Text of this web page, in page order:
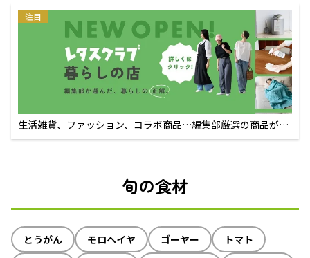
注目
生活雑貨、ファッション、コラボ商品…編集部厳選の商品が買
えるECサイト
旬の食材
とうがん モロヘイヤ ゴーヤー
トマト